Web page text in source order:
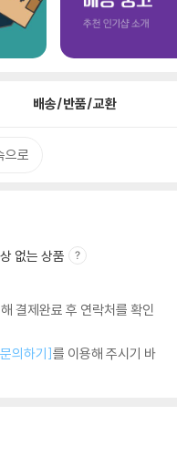
배송/반품/교환
으로
없는 상품
결제완료 후 연락처를 확인
의하기]를 이용해 주시기 바